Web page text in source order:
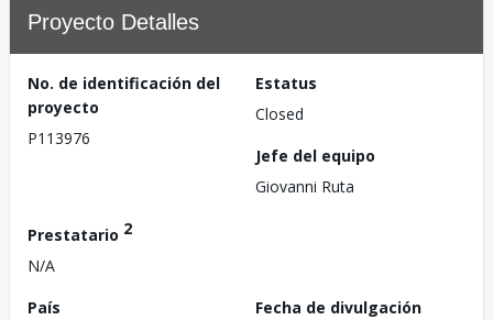
Proyecto Detalles
No. de identificación del
proyecto
P113976
Estatus
Closed
Jefe del equipo
Giovanni Ruta
Prestatario 2
N/A
País
Fecha de divulgación